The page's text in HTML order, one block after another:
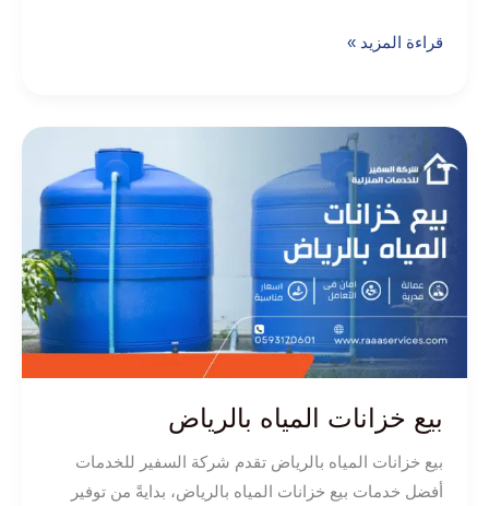
قراءة المزيد »
بيع خزانات المياه بالرياض
بيع خزانات المياه بالرياض تقدم شركة السفير للخدمات
أفضل خدمات بيع خزانات المياه بالرياض، بدايةً من توفير
خزانات
بالرياض